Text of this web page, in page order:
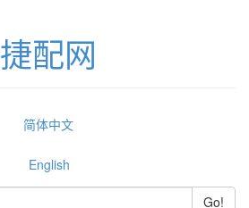
捷配网
简体中文
English